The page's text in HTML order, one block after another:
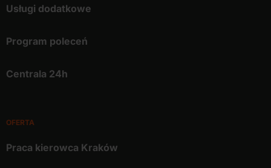
Usługi dodatkowe
Program poleceń
Centrala 24h
OFERTA
Praca kierowca Kraków